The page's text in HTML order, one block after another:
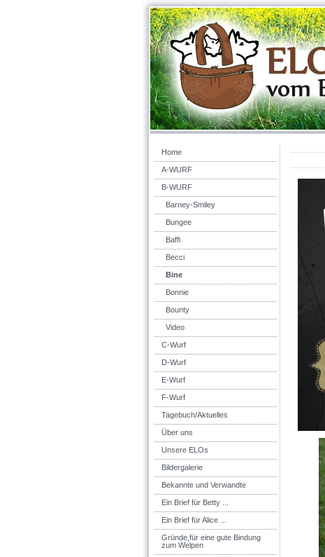
Home
A-WURF
B-WURF
Barney-Smiley
Bungee
Baffi
Becci
Bine
Bonnie
Bounty
Video
C-Wurf
D-Wurf
E-Wurf
F-Wurf
Tagebuch/Aktuelles
Über uns
Unsere ELOs
Bildergalerie
Bekannte und Verwandte
Ein Brief für Betty ...
Ein Brief für Alice ...
Gründe,für eine gute Bindung
zum Welpen